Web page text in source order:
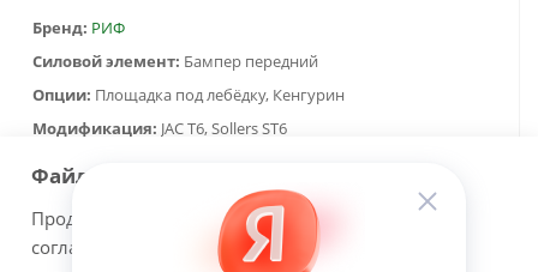
Бренд: РИФ
Силовой элемент: Бампер передний
Опции: Площадка под лебёдку, Кенгурин
Модификация: JAC T6, Sollers ST6
Файлы cookie
Продолжая использовать наш сайт Вы даете
согласие на обработку файлов cookie и